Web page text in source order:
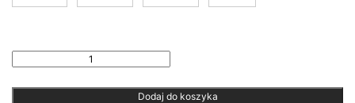
Płatki
(chipsy)
Dodaj do koszyka